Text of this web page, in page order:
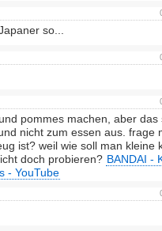
so...
pommes machen, aber das
nicht zum essen aus. frage
ist? weil wie soll man kleine
doch probieren? BANDAI -
- YouTube